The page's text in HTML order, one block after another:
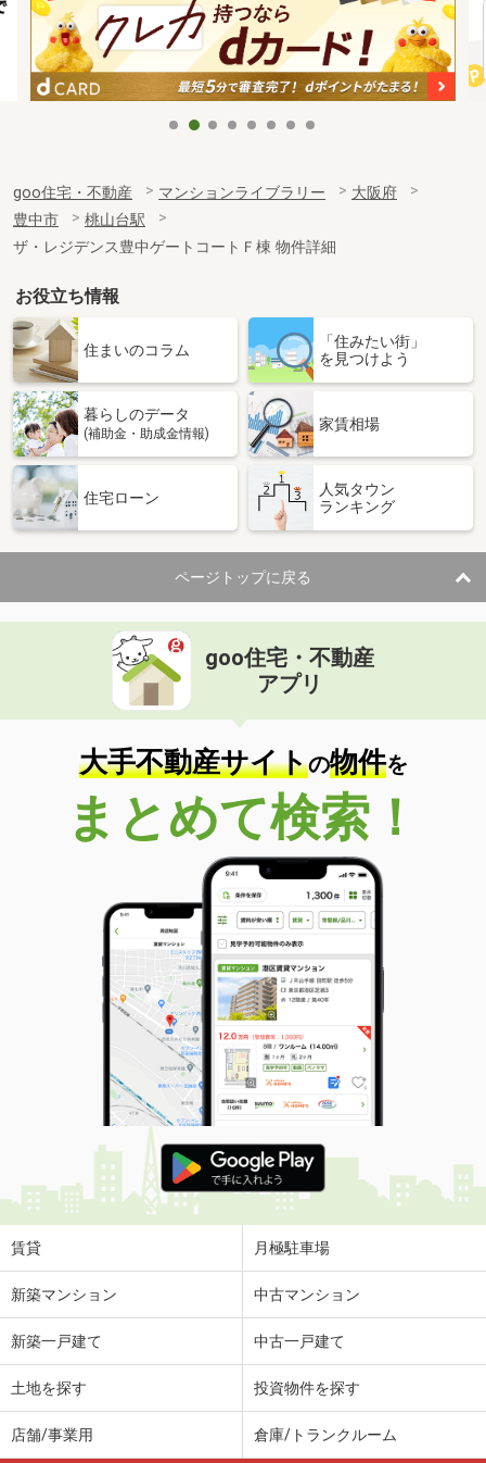
goo住宅・不動産 マンションライブラリー
大阪府
豊中市
桃山台駅
ザ・レジデンス豊中ゲートコートＦ棟 物件詳細
お役立ち情報
住まいのコラム
「住みたい街」
を見つけよう
暮らしのデータ
(補助金・助成金情報)
家賃相場
住宅ローン
人気タウン
ランキング
ページトップに戻る
goo住宅・不動産
アプリ
大手不動産サイトの物件を
まとめて検索！
賃貸 月極駐車場
新築マンション 中古マンション
新築一戸建て 中古一戸建て
土地を探す 投資物件を探す
店舗/事業用 倉庫/トランクルーム